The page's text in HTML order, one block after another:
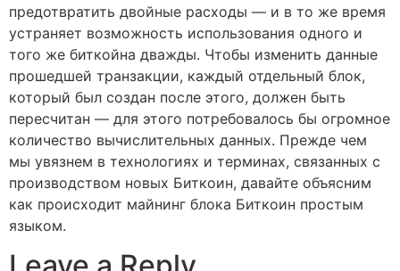
предотвратить двойные расходы — и в то же время
устраняет возможность использования одного и
того же биткойна дважды. Чтобы изменить данные
прошедшей транзакции, каждый отдельный блок,
который был создан после этого, должен быть
пересчитан — для этого потребовалось бы огромное
количество вычислительных данных. Прежде чем
мы увязнем в технологиях и терминах, связанных с
производством новых Биткоин, давайте объясним
как происходит майнинг блока Биткоин простым
языком.